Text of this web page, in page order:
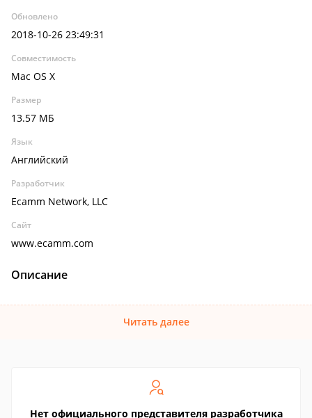
Обновлено
2018-10-26 23:49:31
Совместимость
Mac OS X
Размер
13.57 МБ
Язык
Английский
Разработчик
Ecamm Network, LLC
Сайт
www.ecamm.com
Описание
Читать далее
Нет официального представителя разработчика